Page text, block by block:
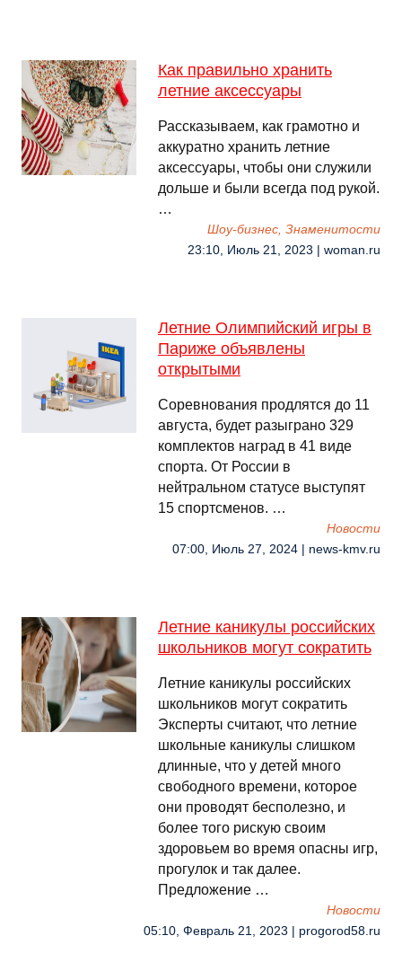
Как правильно хранить
летние аксессуары
Рассказываем, как грамотно и
аккуратно хранить летние
аксессуары, чтобы они служили
дольше и были всегда под рукой.
…
Шоу-бизнес, Знаменитости
23:10, Июль 21, 2023 | woman.ru
Летние Олимпийский игры в
Париже объявлены
открытыми
Соревнования продлятся до 11
августа, будет разыграно 329
комплектов наград в 41 виде
спорта. От России в
нейтральном статусе выступят
15 спортсменов. …
Новости
07:00, Июль 27, 2024 | news-kmv.ru
Летние каникулы российских
школьников могут сократить
Летние каникулы российских
школьников могут сократить
Эксперты считают, что летние
школьные каникулы слишком
длинные, что у детей много
свободного времени, которое
они проводят бесполезно, и
более того рискую своим
здоровьем во время опасны игр,
прогулок и так далее.
Предложение …
Новости
05:10, Февраль 21, 2023 | progorod58.ru